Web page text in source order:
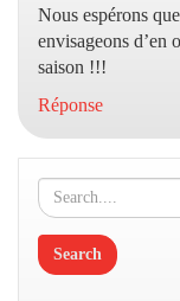
Nous espérons
envisageons d’en
saison !!!
Réponse